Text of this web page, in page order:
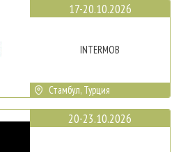
17-20.10.2026
INTERMOB
Стамбул, Турция
20-23.10.2026